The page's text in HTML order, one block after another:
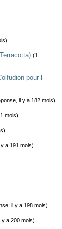
(1
pour l
il y a 182 mois)
mois)
a 191 mois)
il y a 198 mois)
y a 200 mois)